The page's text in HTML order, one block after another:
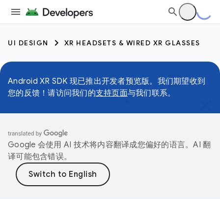
UI DESIGN XR HEADSETS & WIRED XR GLASSES
Android XR SDK 现已推出开发者预览版。我们期望收到
您的反馈！请访问我们的支持页面与我们联系。
Google 会使用 AI 技术将内容翻译成您偏好的语言。AI 翻
译可能包含错误。